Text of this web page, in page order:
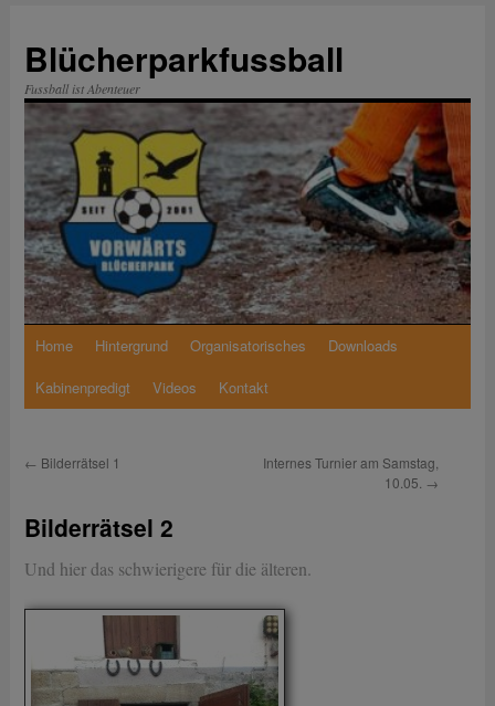
springen
Blücherparkfussball
Fussball ist Abenteuer
Home Hintergrund Organisatorisches
Downloads
Kabinenpredigt
Videos Kontakt
← Bilderrätsel 1
Internes Turnier am Samstag,
10.05. →
Bilderrätsel 2
Und hier das schwierigere für die älteren.